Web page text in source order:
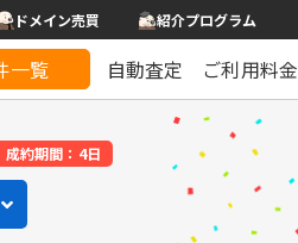
ドメイン売買 紹介プログラム
一覧 自動査定 ご利用料金
成約期間：4日